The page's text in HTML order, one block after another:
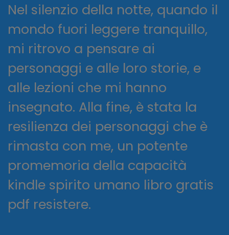
Nel silenzio della notte, quando il
mondo fuori leggere tranquillo,
mi ritrovo a pensare ai
personaggi e alle loro storie, e
alle lezioni che mi hanno
insegnato. Alla fine, è stata la
resilienza dei personaggi che è
rimasta con me, un potente
promemoria della capacità
kindle spirito umano libro gratis
pdf resistere.